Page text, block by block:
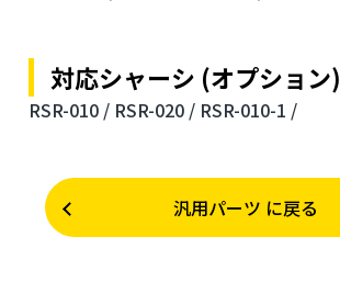
対応シャーシ (オプション)
RSR-010 / RSR-020 / RSR-010-1 /
汎用パーツ に戻る